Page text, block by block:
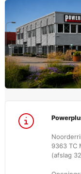
9363 TC
(afslag